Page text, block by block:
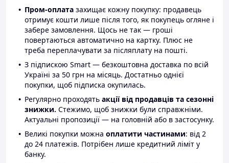
Пром-оплата захищає кожну покупку: продавець
отримує кошти лише після того, як покупець огляне і
забере замовлення. Щось не так — гроші
повертаються автоматично на картку. Плюс не
треба переплачувати за післяплату на пошті.
З підпискою Smart — безкоштовна доставка по всій
Україні за 50 грн на місяць. Достатньо однієї
покупки, щоб підписка окупилась.
Регулярно проходять акції від продавців та сезонні
знижки. Стежимо, щоб знижки були справжніми.
Актуальні пропозиції — на головній або в застосунку.
Великі покупки можна оплатити частинами: від 2
до 24 платежів. Потрібен лише кредитний ліміт у
банку.